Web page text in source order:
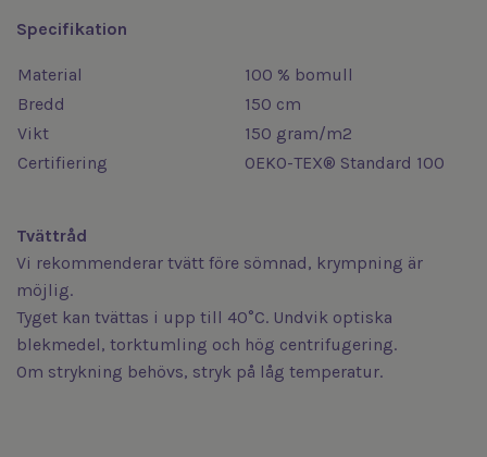
Specifikation
Material
100 % bomull
Bredd
150 cm
Vikt
150 gram/m2
Certifiering
OEKO-TEX® Standard 100
Tvättråd
Vi rekommenderar tvätt före sömnad, krympning är
möjlig.
Tyget kan tvättas i upp till 40°C. Undvik optiska
blekmedel, torktumling och hög centrifugering.
Om strykning behövs, stryk på låg temperatur.